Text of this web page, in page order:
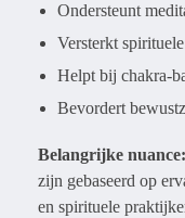
Ondersteunt
Versterkt
Helpt bij chakra-
Bevordert
Belangrijke nuance:
zijn gebaseerd op
en spirituele